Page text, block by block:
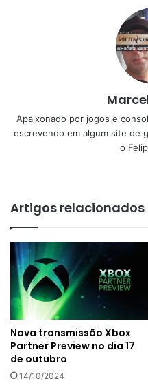
Apaixonado por jogos e
escrevendo em algum site de
o
Artigos relacionados
Nova transmissão Xbox
Partner Preview no dia 17
de outubro
14/10/2024